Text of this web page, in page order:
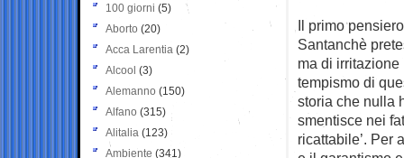
Il primo
Santanchè
ma di irritazione
tempismo di
storia che nulla
smentisce nei
ricattabile’. Per
100 giorni (5)
Aborto (20)
Acca Larentia (2)
Alcool (3)
Alemanno (150)
Alfano (315)
Alitalia (123)
Ambiente (341)